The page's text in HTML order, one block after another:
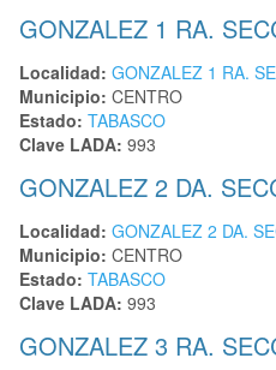
GONZALEZ 1 RA.
Localidad: GONZALEZ 1 RA.
Municipio: CENTRO
Estado: TABASCO
Clave LADA: 993
GONZALEZ 2 DA.
Localidad: GONZALEZ 2 DA.
Municipio: CENTRO
Estado: TABASCO
Clave LADA: 993
GONZALEZ 3 RA.